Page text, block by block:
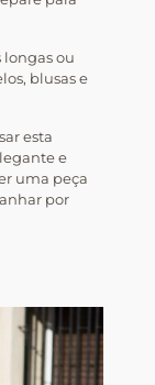
longas ou
blusas e
esta
e
uma peça
por